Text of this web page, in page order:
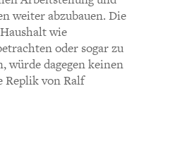
UNS
weiter abzubauen. Die
wie
oder sogar zu
würde dagegen keinen
Replik von Ralf